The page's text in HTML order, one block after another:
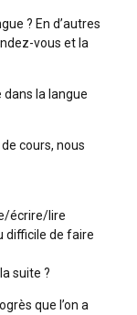
? En d’autres
vous et la
dans la langue
cours, nous
écrire/lire
difficile de faire
suite ?
que l’on a